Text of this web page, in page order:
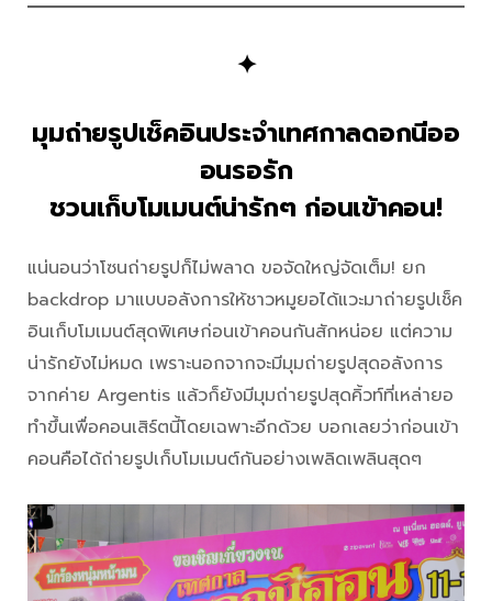
✦
มุมถ่ายรูปเช็คอินประจำเทศกาลดอกนีออ
อนรอรัก
ชวนเก็บโมเมนต์น่ารักๆ ก่อนเข้าคอน!
แน่นอนว่าโซนถ่ายรูปก็ไม่พลาด ขอจัดใหญ่จัดเต็ม! ยก
backdrop มาแบบอลังการให้ชาวหมูยอได้แวะมาถ่ายรูปเช็ค
อินเก็บโมเมนต์สุดพิเศษก่อนเข้าคอนกันสักหน่อย แต่ความ
น่ารักยังไม่หมด เพราะนอกจากจะมีมุมถ่ายรูปสุดอลังการ
จากค่าย Argentis แล้วก็ยังมีมุมถ่ายรูปสุดคิ้วท์ที่เหล่ายอ
ทำขึ้นเพื่อคอนเสิร์ตนี้โดยเฉพาะอีกด้วย บอกเลยว่าก่อนเข้า
คอนคือได้ถ่ายรูปเก็บโมเมนต์กันอย่างเพลิดเพลินสุดๆ